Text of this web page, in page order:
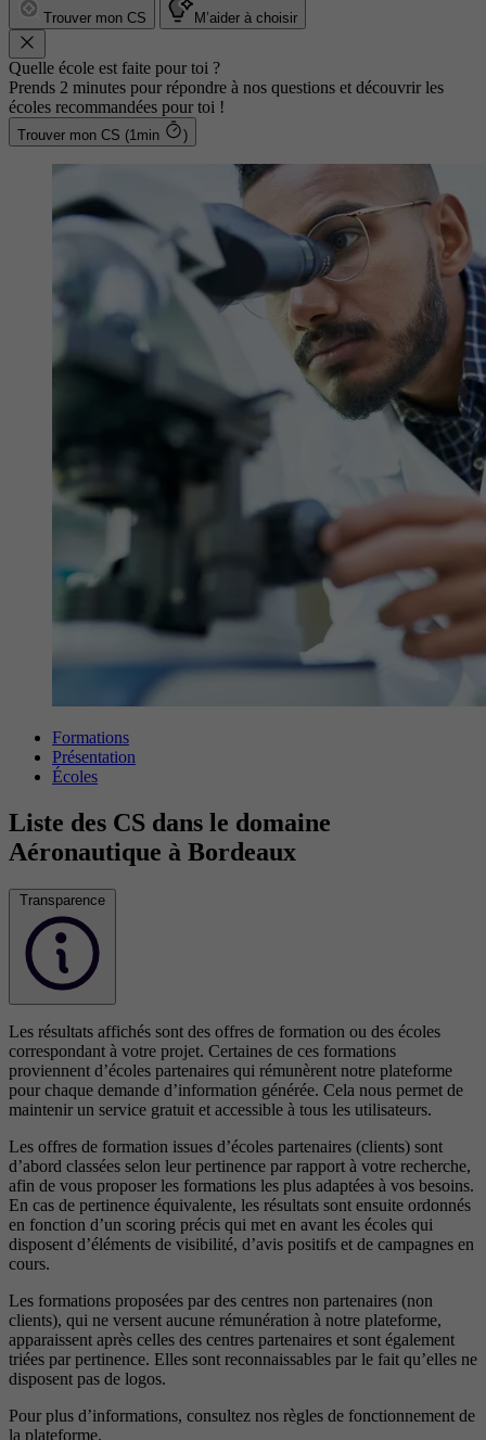
Trouver mon CS M’aider à choisir
Quelle école est faite pour toi ?
Prends 2 minutes pour répondre à nos questions et découvrir les
écoles recommandées pour toi !
Trouver mon CS (1min )
Formations
Présentation
Écoles
Liste des CS dans le domaine
Aéronautique à Bordeaux
Transparence
Les résultats affichés sont des offres de formation ou des écoles
correspondant à votre projet. Certaines de ces formations
proviennent d’écoles partenaires qui rémunèrent notre plateforme
pour chaque demande d’information générée. Cela nous permet de
maintenir un service gratuit et accessible à tous les utilisateurs.
Les offres de formation issues d’écoles partenaires (clients) sont
d’abord classées selon leur pertinence par rapport à votre recherche,
afin de vous proposer les formations les plus adaptées à vos besoins.
En cas de pertinence équivalente, les résultats sont ensuite ordonnés
en fonction d’un scoring précis qui met en avant les écoles qui
disposent d’éléments de visibilité, d’avis positifs et de campagnes en
cours.
Les formations proposées par des centres non partenaires (non
clients), qui ne versent aucune rémunération à notre plateforme,
apparaissent après celles des centres partenaires et sont également
triées par pertinence. Elles sont reconnaissables par le fait qu’elles ne
disposent pas de logos.
Pour plus d’informations, consultez nos règles de fonctionnement de
la plateforme.